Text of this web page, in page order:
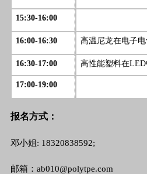
15:30-16:00
16:00-16:30 高温尼龙在电子
16:30-17:00 高性能塑料在LED
17:00-19:00
报名方式：
邓小姐: 18320838592;
邮箱：ab010@polytpe.com